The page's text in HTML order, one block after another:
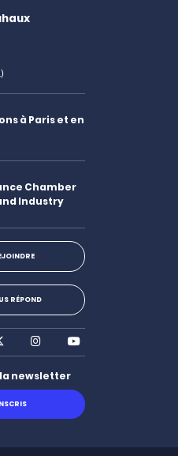
à Paris et en
Chamber
Industry
RÉPOND
InstagramYoutube
newsletter